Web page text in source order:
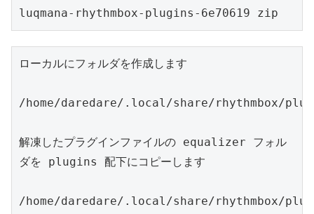
luqmana-rhythmbox-plugins-6e70619 zip
ローカルにフォルダを作成します
/home/daredare/.local/share/rhythmbox/
解凍したプラグインファイルの equalizer フォル
ダを plugins 配下にコピーします